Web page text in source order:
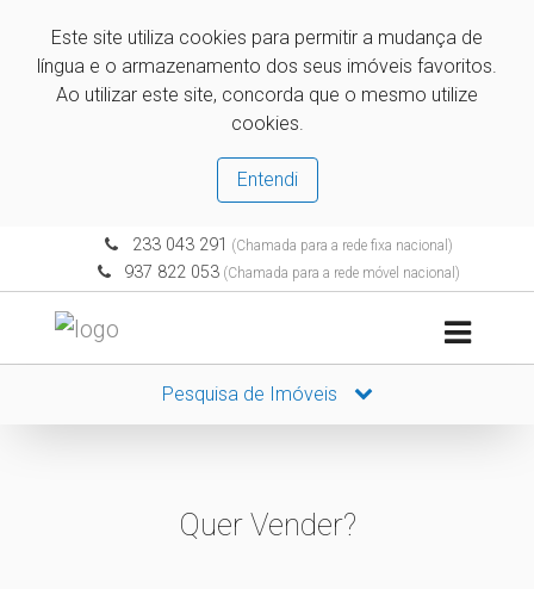
Este site utiliza cookies para permitir a mudança de
língua e o armazenamento dos seus imóveis favoritos.
Ao utilizar este site, concorda que o mesmo utilize
cookies.
Entendi
233 043 291 (Chamada para a rede fixa nacional)
937 822 053 (Chamada para a rede móvel nacional)
Pesquisa de Imóveis
Quer Vender?